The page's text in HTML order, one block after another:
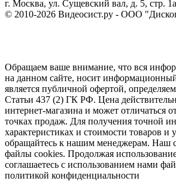
г. Москва, ул. Сущевский вал, д. 5, стр.
© 2010-2026 Видеосист.ру - ООО
Обращаем ваше внимание, что вся
на данном сайте, носит
является публичной офертой,
Статьи 437 (2) ГК РФ. Цена
интернет-магазина и может отличаться
точках продаж. Для получения точной
характеристиках и стоимости товаров и
обращайтесь к нашим менеджерам. Наш
файлы cookies. Продолжая
соглашаетесь с использованием нами
политикой конфиденциальности